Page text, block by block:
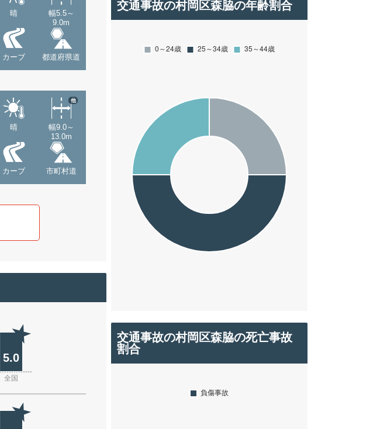
晴
幅5.5～
9.0m
カーブ 都道府県道
晴
幅9.0～
13.0m
他
カーブ 市町村道
5.0
全国
交通事故の村岡区森脇の年齢割合
交通事故の村岡区森脇の死亡事故
割合